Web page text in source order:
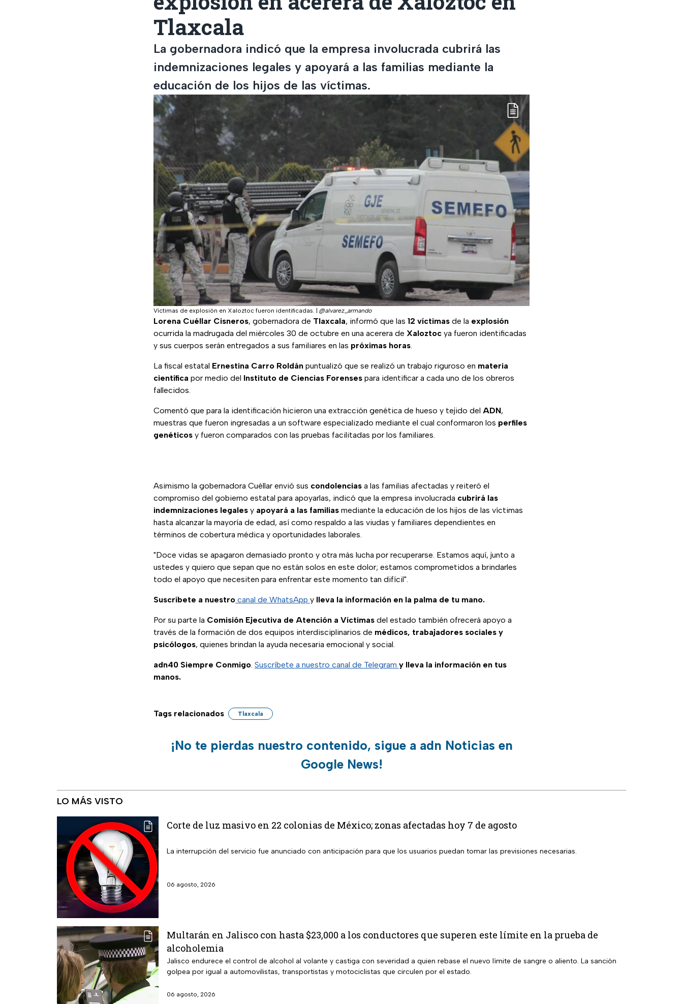
Tlaxcala
La gobernadora indicó que la empresa involucrada cubrirá las
indemnizaciones legales y apoyará a las familias mediante la
educación de los hijos de las víctimas.
Víctimas de explosión en Xaloztoc fueron identificadas. @alvarez_armando
Lorena Cuéllar Cisneros, gobernadora de Tlaxcala, informó que las 12 víctimas de la explosión
ocurrida la madrugada del miércoles 30 de octubre en una acerera de Xaloztoc ya fueron identificadas
y sus cuerpos serán entregados a sus familiares en las próximas horas.
La fiscal estatal Ernestina Carro Roldán puntualizó que se realizó un trabajo riguroso en materia
científica por medio del Instituto de Ciencias Forenses para identificar a cada uno de los obreros
fallecidos.
Comentó que para la identificación hicieron una extracción genética de hueso y tejido del ADN,
muestras que fueron ingresadas a un software especializado mediante el cual conformaron los perfiles
genéticos y fueron comparados con las pruebas facilitadas por los familiares.
Asimismo la gobernadora Cuéllar envió sus condolencias a las familias afectadas y reiteró el
compromiso del gobierno estatal para apoyarlas, indicó que la empresa involucrada cubrirá las
indemnizaciones legales y apoyará a las familias mediante la educación de los hijos de las víctimas
hasta alcanzar la mayoría de edad, así como respaldo a las viudas y familiares dependientes en
términos de cobertura médica y oportunidades laborales.
"Doce vidas se apagaron demasiado pronto y otra más lucha por recuperarse. Estamos aquí, junto a
ustedes y quiero que sepan que no están solos en este dolor; estamos comprometidos a brindarles
todo el apoyo que necesiten para enfrentar este momento tan difícil".
Suscríbete a nuestro canal de WhatsApp y lleva la información en la palma de tu mano.
Por su parte la Comisión Ejecutiva de Atención a Víctimas del estado también ofrecerá apoyo a
través de la formación de dos equipos interdisciplinarios de médicos, trabajadores sociales y
psicólogos, quienes brindan la ayuda necesaria emocional y social.
adn40 Siempre Conmigo. Suscríbete a nuestro canal de Telegram y lleva la información en tus
manos.
Tags relacionados Tlaxcala
¡No te pierdas nuestro contenido, sigue a adn Noticias en
Google News!
LO MÁS VISTO
Corte de luz masivo en 22 colonias de México; zonas afectadas hoy 7 de agosto
La interrupción del servicio fue anunciado con anticipación para que los usuarios puedan tomar las previsiones necesarias.
06 agosto, 2026
Multarán en Jalisco con hasta $23,000 a los conductores que superen este límite en la prueba de
alcoholemia
Jalisco endurece el control de alcohol al volante y castiga con severidad a quien rebase el nuevo límite de sangre o aliento. La sanción
golpea por igual a automovilistas, transportistas y motociclistas que circulen por el estado.
06 agosto, 2026